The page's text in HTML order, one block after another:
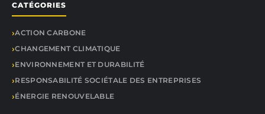
CATÉGORIES
ACTION CARBONE
CHANGEMENT CLIMATIQUE
ENVIRONNEMENT ET DURABILITÉ
RESPONSABILITÉ SOCIÉTALE DES ENTREPRISES
ÉNERGIE RENOUVELABLE